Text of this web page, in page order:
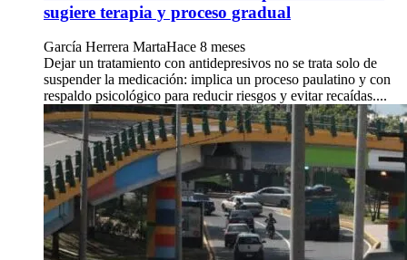
sugiere terapia y proceso gradual
García Herrera MartaHace 8 meses
Dejar un tratamiento con antidepresivos no se trata solo de
suspender la medicación: implica un proceso paulatino y con
respaldo psicológico para reducir riesgos y evitar recaídas....